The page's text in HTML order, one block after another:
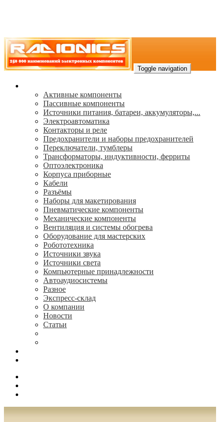
Toggle navigation
Активные компоненты
Пассивные компоненты
Источники питания, батареи, аккумуляторы,...
Электроавтоматика
Контакторы и реле
Предохранители и наборы предохранителей
Переключатели, тумблеры
Трансформаторы, индуктивности, ферриты
Oптоэлектроника
Корпуса приборные
Кабели
Разъёмы
Наборы для макетирования
Пневматические компоненты
Механические компоненты
Вентиляция и системы обогрева
Оборудование для мастерских
Робототехника
Источники звука
Источники света
Компьютерные принадлежности
Автоаудиосистемы
Разное
Экспресс-склад
О компании
Новости
Статьи